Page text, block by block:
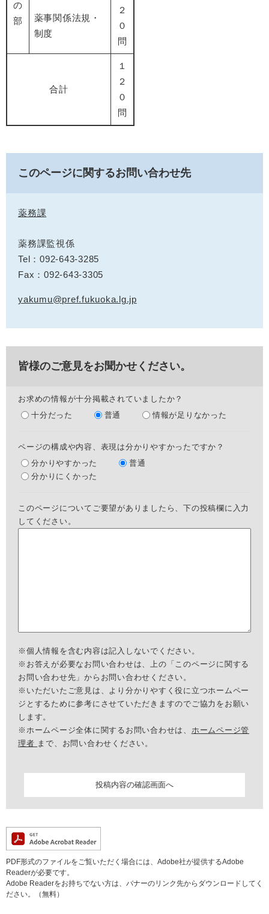
の
部
薬事関係法規・
制度
２
０
問
合計
１
２
０
問
このページに関するお問い合わせ先
薬務課
薬務課監視係
Tel：092-643-3285
Fax：092-643-3305
yakumu@pref.fukuoka.lg.jp
皆様のご意見をお聞かせください。
お求めの情報が十分掲載されていましたか？
十分だった
普通 情報が足りなかった
ページの構成や内容、表現は分かりやすかったですか？
分かりやすかった
普通
分かりにくかった
このページについてご要望がありましたら、下の投稿欄に入力
してください。
※個人情報を含む内容は記入しないでください。
※お答えが必要なお問い合わせは、上の「このページに関する
お問い合わせ先」からお問い合わせください。
※いただいたご意見は、より分かりやすく役に立つホームペー
ジとするために参考にさせていただきますのでご協力をお願い
します。
※ホームページ全体に関するお問い合わせは、 ホームページ管
理者 まで、お問い合わせください。
PDF形式のファイルをご覧いただく場合には、Adobe社が提供するAdobe
Readerが必要です。
Adobe Readerをお持ちでない方は、バナーのリンク先からダウンロードしてく
ださい。（無料）